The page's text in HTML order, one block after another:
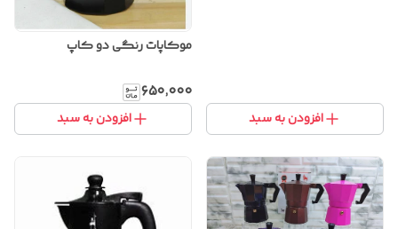
افزودن به سبد
موکاپات رنگی دو کاپ
۶۵۰٬۰۰۰
افزودن به سبد